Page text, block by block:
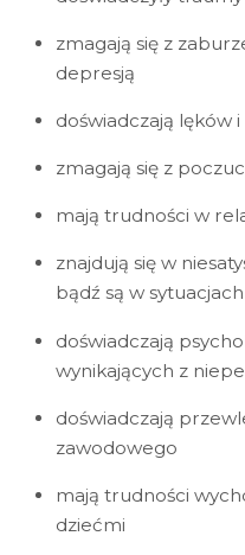
zmagają się z
depresją
doświadczają lęków
zmagają się z
mają trudności w
znajdują się w
bądź są w
doświadczają
wynikających z
doświadczają
zawodowego
mają trudności
dziećmi